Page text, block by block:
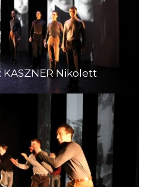
Nikolett